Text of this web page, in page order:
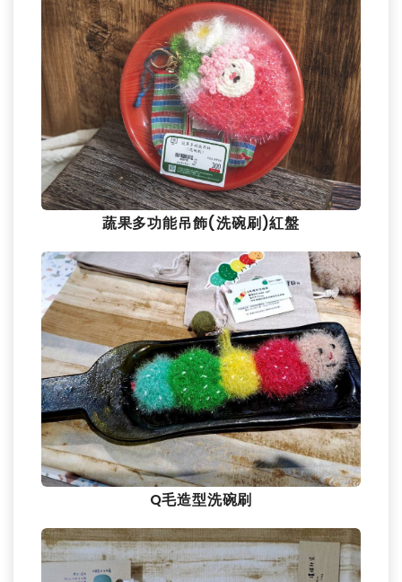
蔬果多功能吊飾(洗碗刷)紅盤
Q毛造型洗碗刷